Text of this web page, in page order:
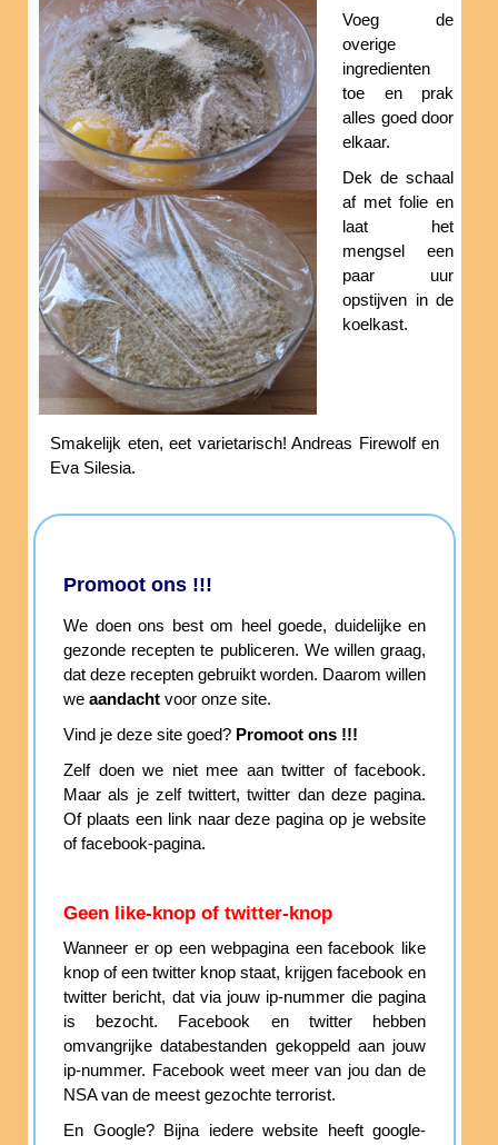
Voeg de
overige
ingredienten
toe en prak
alles goed door
elkaar.
Dek de schaal
af met folie en
laat het
mengsel een
paar uur
opstijven in de
koelkast.
Smakelijk eten, eet varietarisch! Andreas Firewolf en
Eva Silesia.
Promoot ons !!!
We doen ons best om heel goede, duidelijke en
gezonde recepten te publiceren. We willen graag,
dat deze recepten gebruikt worden. Daarom willen
we aandacht voor onze site.
Vind je deze site goed? Promoot ons !!!
Zelf doen we niet mee aan twitter of facebook.
Maar als je zelf twittert, twitter dan deze pagina.
Of plaats een link naar deze pagina op je website
of facebook-pagina.
Geen like-knop of twitter-knop
Wanneer er op een webpagina een facebook like
knop of een twitter knop staat, krijgen facebook en
twitter bericht, dat via jouw ip-nummer die pagina
is bezocht. Facebook en twitter hebben
omvangrijke databestanden gekoppeld aan jouw
ip-nummer. Facebook weet meer van jou dan de
NSA van de meest gezochte terrorist.
En Google? Bijna iedere website heeft google-